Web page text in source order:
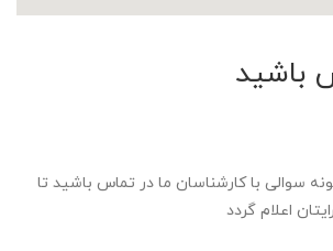
باشید
سوالی با کارشناسان ما در تماس باشید تا
اعلام گردد